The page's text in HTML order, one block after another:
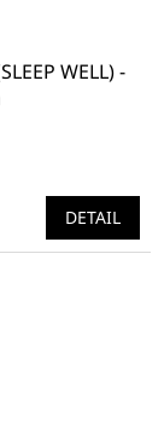
WELL) -
DETAIL